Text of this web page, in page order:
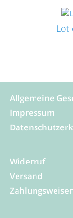
Lot
Allgemeine
Impressum
Widerruf
Versand